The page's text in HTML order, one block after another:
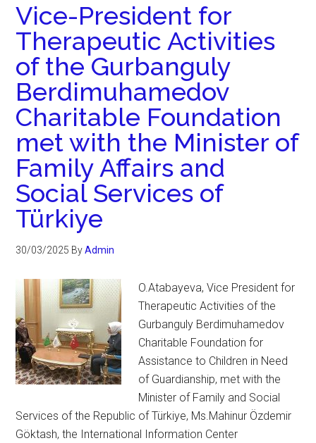
Vice-President for
Therapeutic Activities
of the Gurbanguly
Berdimuhamedov
Charitable Foundation
met with the Minister of
Family Affairs and
Social Services of
Türkiye
30/03/2025 ByAdmin
O.Atabayeva, Vice President for
Therapeutic Activities of the
Gurbanguly Berdimuhamedov
Charitable Foundation for
Assistance to Children in Need
of Guardianship, met with the
Minister of Family and Social
Services of the Republic of Türkiye, Ms.Mahinur Özdemir
Göktash, the International Information Center